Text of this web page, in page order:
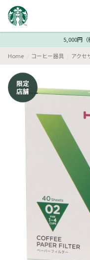
5,000円（
Home コーヒー器具 アクセ
限定
店舗